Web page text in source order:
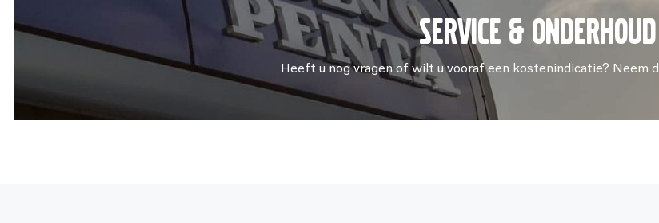
Service & onderhoud
Heeft u nog vragen of wilt u vooraf een kostenindicatie? Neem